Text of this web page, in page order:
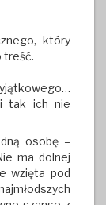
który
treść.
i tak ich nie
osobę –
ma dolnej
wzięta pod